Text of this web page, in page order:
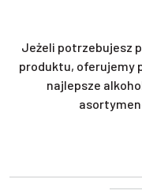
Jeżeli potrzebujesz
produktu, oferujemy
najlepsze